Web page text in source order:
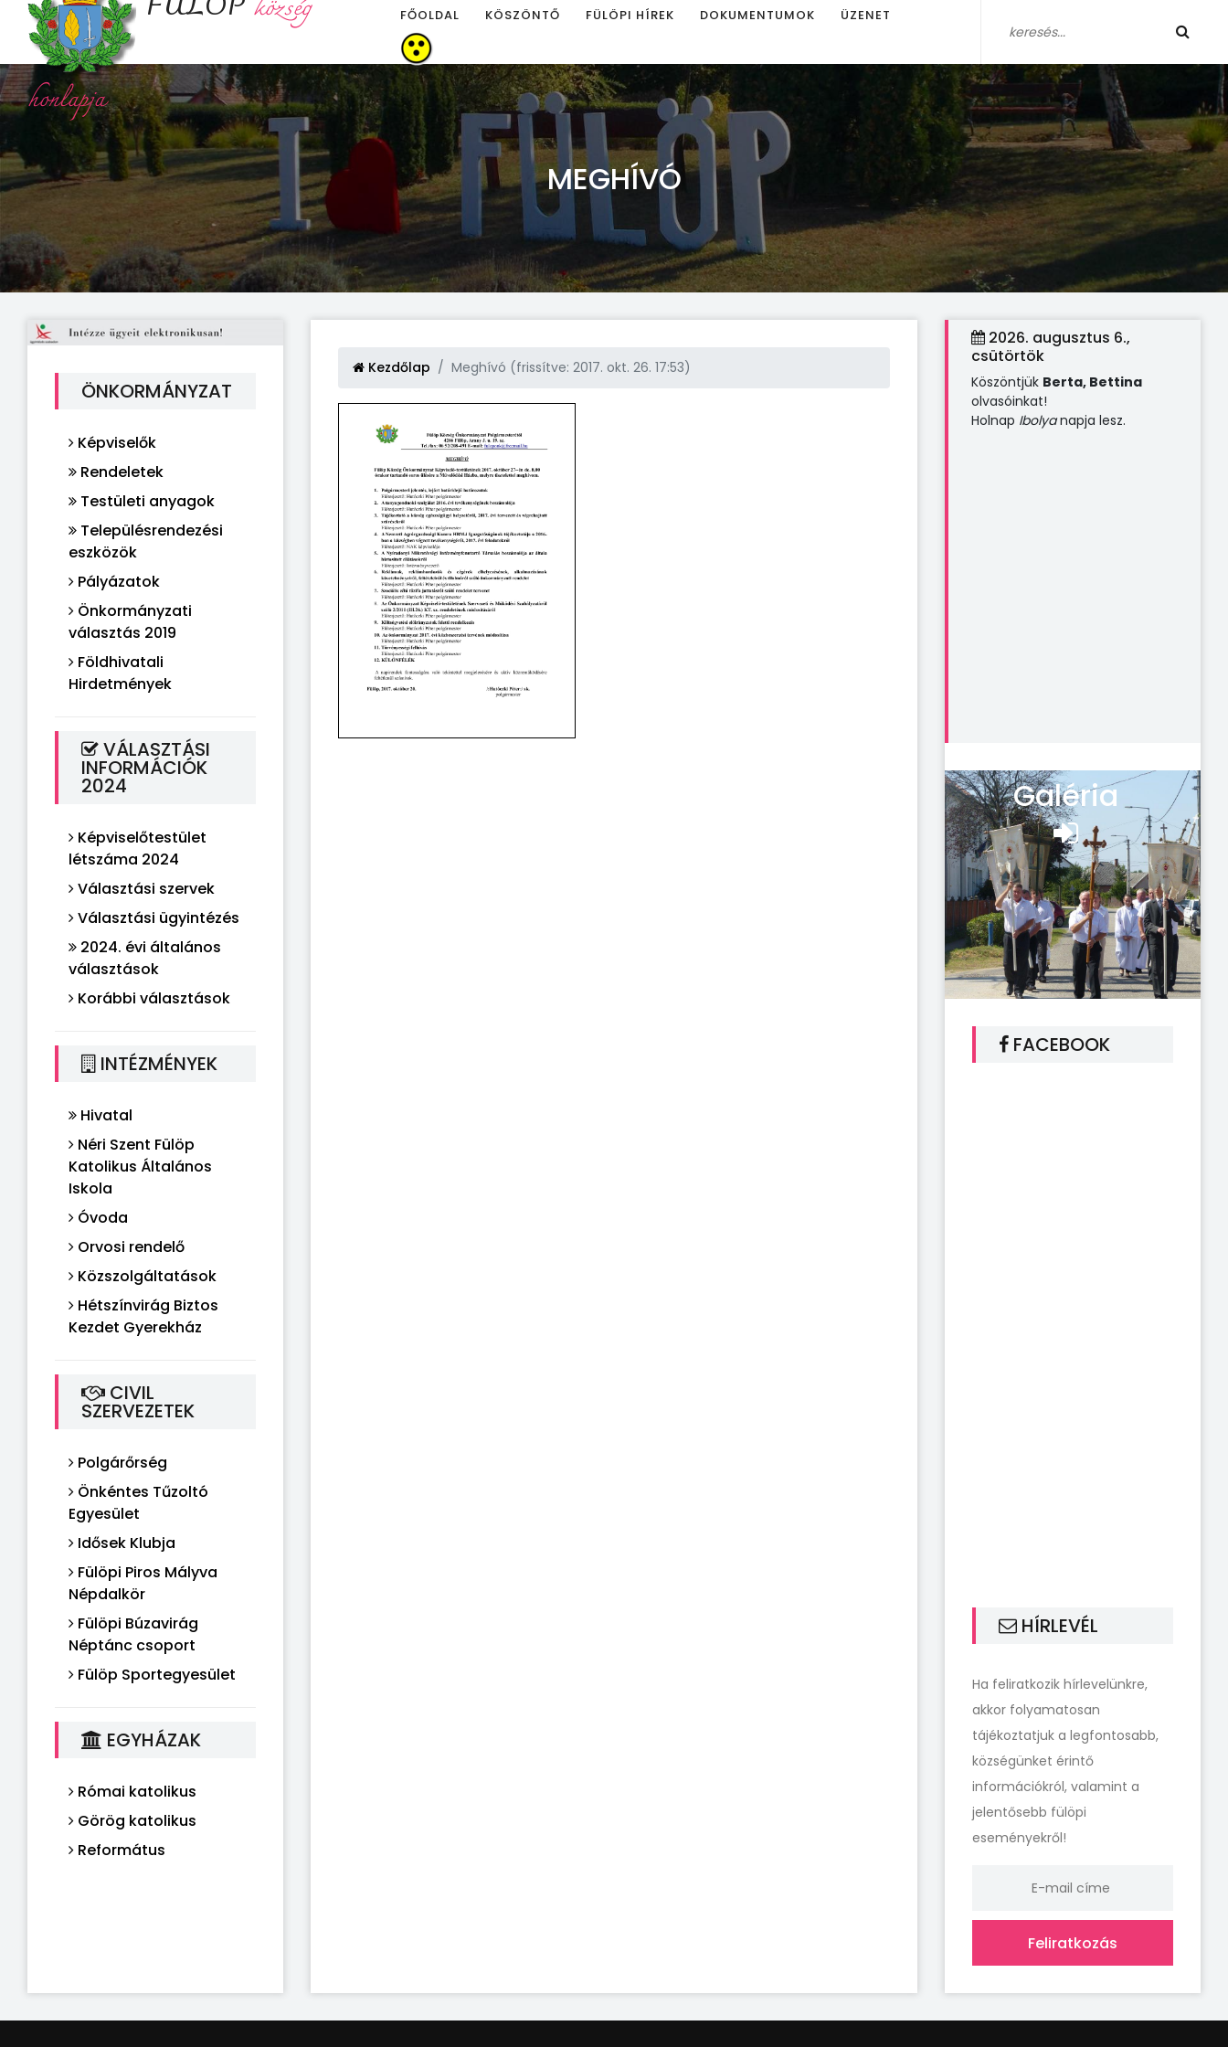
község
honlapja
FŐOLDAL KÖSZÖNTŐ FÜLÖPI HÍREK DOKUMENTUMOK ÜZENET
MEGHÍVÓ
ÖNKORMÁNYZAT
Képviselők
Rendeletek
Testületi anyagok
Településrendezési
eszközök
Pályázatok
Önkormányzati
választás 2019
Földhivatali
Hirdetmények
VÁLASZTÁSI
INFORMÁCIÓK
2024
Képviselőtestület
létszáma 2024
Választási szervek
Választási ügyintézés
2024. évi általános
választások
Korábbi választások
INTÉZMÉNYEK
Hivatal
Néri Szent Fülöp
Katolikus Általános
Iskola
Óvoda
Orvosi rendelő
Közszolgáltatások
Hétszínvirág Biztos
Kezdet Gyerekház
CIVIL
SZERVEZETEK
Polgárőrség
Önkéntes Tűzoltó
Egyesület
Idősek Klubja
Fülöpi Piros Mályva
Népdalkör
Fülöpi Búzavirág
Néptánc csoport
Fülöp Sportegyesület
EGYHÁZAK
Római katolikus
Görög katolikus
Református
Kezdőlap Meghívó (frissítve: 2017. okt. 26. 17:53)
2026. augusztus 6.,
csütörtök
Köszöntjük Berta, Bettina
olvasóinkat!
Holnap Ibolyanapja lesz.
Galéria
FACEBOOK
HÍRLEVÉL
Ha feliratkozik hírlevelünkre,
akkor folyamatosan
tájékoztatjuk a legfontosabb,
községünket érintő
információkról, valamint a
jelentősebb fülöpi
eseményekről!
Feliratkozás